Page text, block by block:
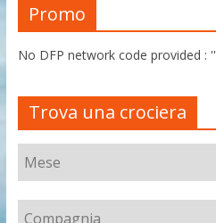
Promo
No DFP network code provided : ''
Trova una crociera